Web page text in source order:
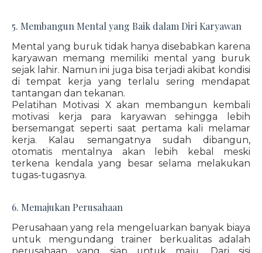
5. Membangun Mental yang Baik dalam Diri Karyawan
Mental yang buruk tidak hanya disebabkan karena
karyawan memang memiliki mental yang buruk
sejak lahir. Namun ini juga bisa terjadi akibat kondisi
di tempat kerja yang terlalu sering mendapat
tantangan dan tekanan.
Pelatihan Motivasi X akan membangun kembali
motivasi kerja para karyawan sehingga lebih
bersemangat seperti saat pertama kali melamar
kerja. Kalau semangatnya sudah dibangun,
otomatis mentalnya akan lebih kebal meski
terkena kendala yang besar selama melakukan
tugas-tugasnya.
6. Memajukan Perusahaan
Perusahaan yang rela mengeluarkan banyak biaya
untuk mengundang trainer berkualitas adalah